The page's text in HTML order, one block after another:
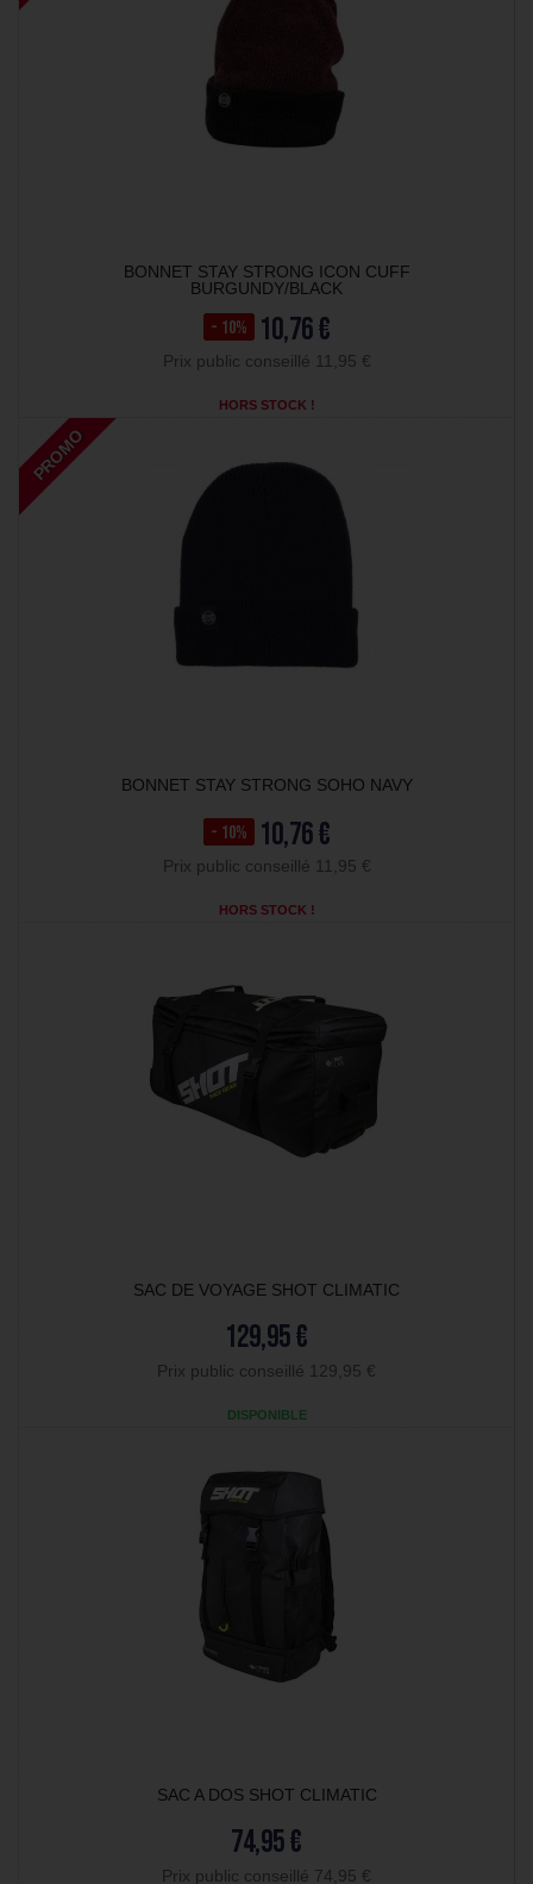
BONNET STAY STRONG ICON CUFF
BURGUNDY/BLACK
- 10% 10,76 €
Prix public conseillé 11,95 €
HORS STOCK !
PROMO
BONNET STAY STRONG SOHO NAVY
- 10% 10,76 €
Prix public conseillé 11,95 €
HORS STOCK !
SAC DE VOYAGE SHOT CLIMATIC
129,95 €
Prix public conseillé 129,95 €
DISPONIBLE
SAC A DOS SHOT CLIMATIC
74,95 €
Prix public conseillé 74,95 €